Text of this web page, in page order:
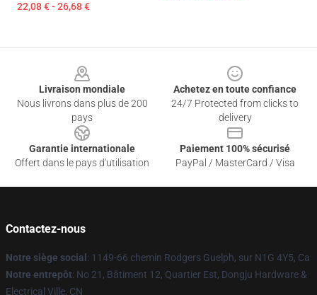
22,08 € - 26,68 €
Livraison mondiale
Nous livrons dans plus de 200
pays
Achetez en toute confiance
24/7 Protected from clicks to
delivery
Garantie internationale
Offert dans le pays d'utilisation
Paiement 100% sécurisé
PayPal / MasterCard / Visa
Contactez-nous
Notre siège social : 1149-66 chemin Rodgers Guelph, sur N1G 4Y5, Ca
Notre entrepôt: No 21, Bâtiment 12, Quartier Est, Dongju Hardware &
Electrical Ville, CN